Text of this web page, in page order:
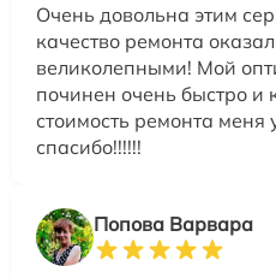
Очень довольна этим
качество ремонта
великолепными! Мой
починен очень быстро и
стоимость ремонта меня
спасибо!!!!!!
Попова Варвара